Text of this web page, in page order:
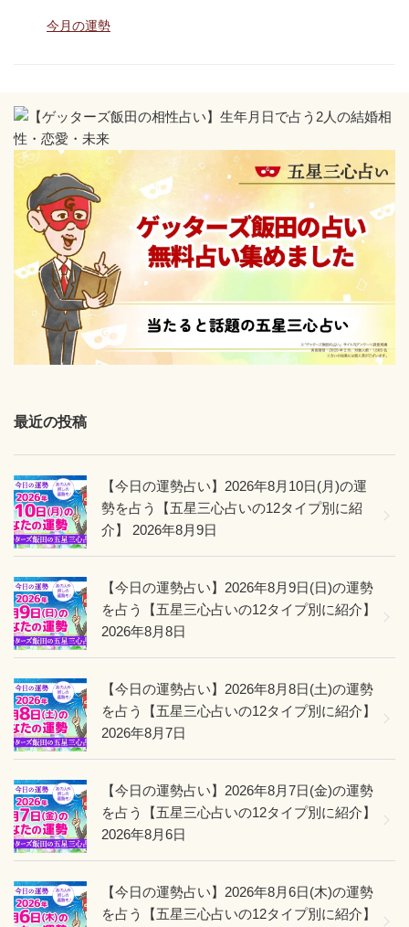
三
心
占
い
【2021
年
10
勢】”
の
ゴ
タ
今月の運勢
最近の投稿
【今日の運勢占い】2026年8月10日(月)の運
勢を占う【五星三心占いの12タイプ別に紹
介】
2026年8月9日
【今日の運勢占い】2026年8月9日(日)の運勢
を占う【五星三心占いの12タイプ別に紹介】
2026年8月8日
【今日の運勢占い】2026年8月8日(土)の運勢
を占う【五星三心占いの12タイプ別に紹介】
2026年8月7日
【今日の運勢占い】2026年8月7日(金)の運勢
を占う【五星三心占いの12タイプ別に紹介】
2026年8月6日
【今日の運勢占い】2026年8月6日(木)の運勢
を占う【五星三心占いの12タイプ別に紹介】